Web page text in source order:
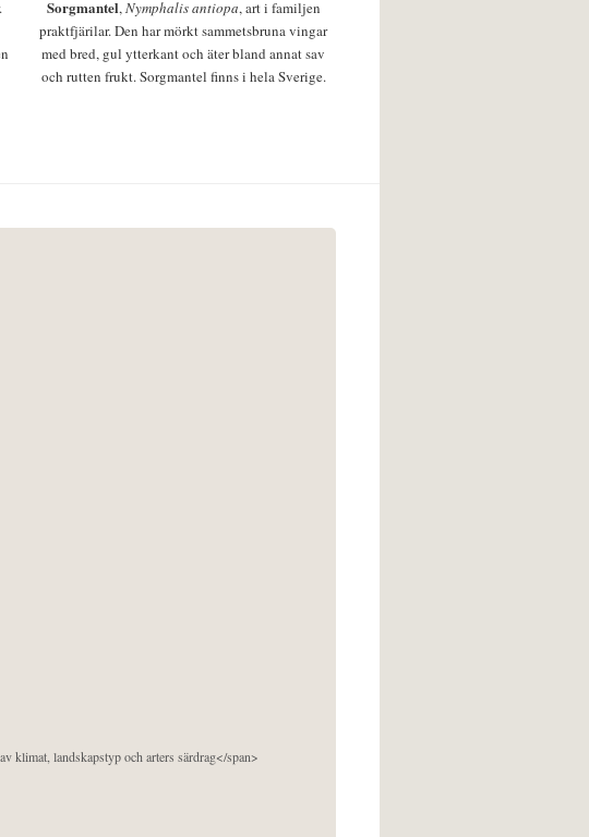
Sorgmantel,Nymphalis antiopa, art i familjen
praktfjärilar. Den har mörkt sammetsbruna vingar
med bred, gul ytterkant och äter bland annat sav
och rutten frukt. Sorgmantel finns i hela Sverige.
klimat, landskapstyp och arters särdrag</span>